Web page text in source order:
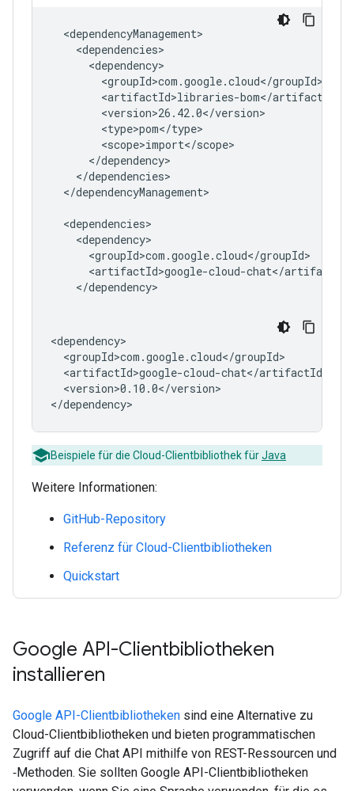
</dependencyManagement>
<version>0.10.0</version>
Beispiele für die Cloud-Clientbibliothek fürJava
Weitere Informationen:
GitHub-Repository
Referenz für Cloud-Clientbibliotheken
Quickstart
Google API-Clientbibliotheken
installieren
Google API-Clientbibliotheken sind eine Alternative zu
Cloud-Clientbibliotheken und bieten programmatischen
Zugriff auf die Chat API mithilfe von REST-Ressourcen und
‑Methoden. Sie sollten Google API-Clientbibliotheken